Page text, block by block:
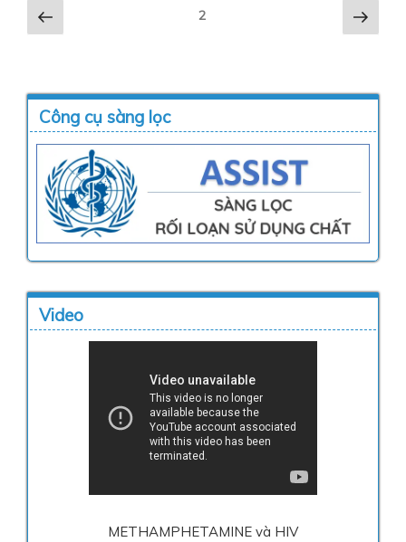
Trang
trước
2
tiếp
Công cụ sàng lọc
Video
METHAMPHETAMINE và HIV